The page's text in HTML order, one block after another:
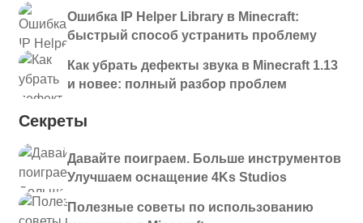
Ошибка IP Helper Library в Minecraft:
быстрый способ устранить проблему
Как убрать дефекты звука в Minecraft 1.13
и новее: полный разбор проблем
Секреты
Давайте поиграем. Больше инструментов
Улучшаем оснащение 4Ks Studios
Полезные советы по использованию